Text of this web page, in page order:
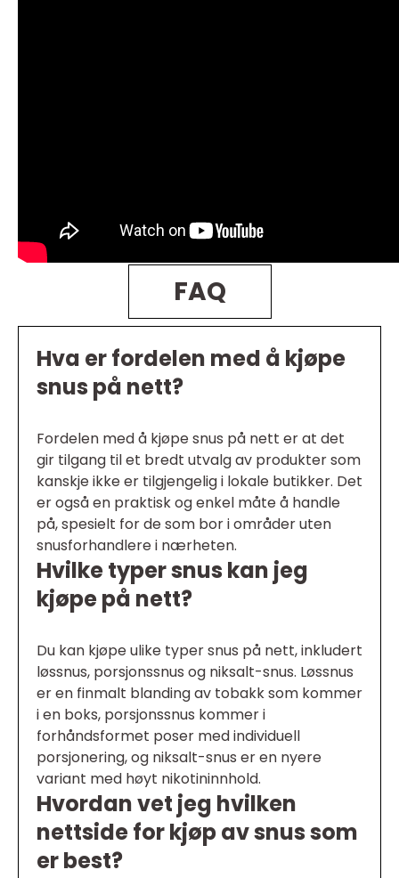
FAQ
Hva er fordelen med å kjøpe
snus på nett?
Fordelen med å kjøpe snus på nett er at det
gir tilgang til et bredt utvalg av produkter som
kanskje ikke er tilgjengelig i lokale butikker. Det
er også en praktisk og enkel måte å handle
på, spesielt for de som bor i områder uten
snusforhandlere i nærheten.
Hvilke typer snus kan jeg
kjøpe på nett?
Du kan kjøpe ulike typer snus på nett, inkludert
løssnus, porsjonssnus og niksalt-snus. Løssnus
er en finmalt blanding av tobakk som kommer
i en boks, porsjonssnus kommer i
forhåndsformet poser med individuell
porsjonering, og niksalt-snus er en nyere
variant med høyt nikotininnhold.
Hvordan vet jeg hvilken
nettside for kjøp av snus som
er best?